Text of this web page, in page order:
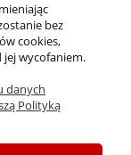
bez
cookies,
wycofaniem.
danych
Polityką